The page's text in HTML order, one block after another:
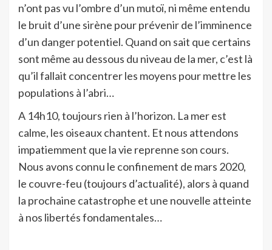
n’ont pas vu l’ombre d’un mutoï, ni même entendu
le bruit d’une sirène pour prévenir de l’imminence
d’un danger potentiel. Quand on sait que certains
sont même au dessous du niveau de la mer, c’est là
qu’il fallait concentrer les moyens pour mettre les
populations à l’abri…
A 14h10, toujours rien à l’horizon. La mer est
calme, les oiseaux chantent. Et nous attendons
impatiemment que la vie reprenne son cours.
Nous avons connu le confinement de mars 2020,
le couvre-feu (toujours d’actualité), alors à quand
la prochaine catastrophe et une nouvelle atteinte
à nos libertés fondamentales…